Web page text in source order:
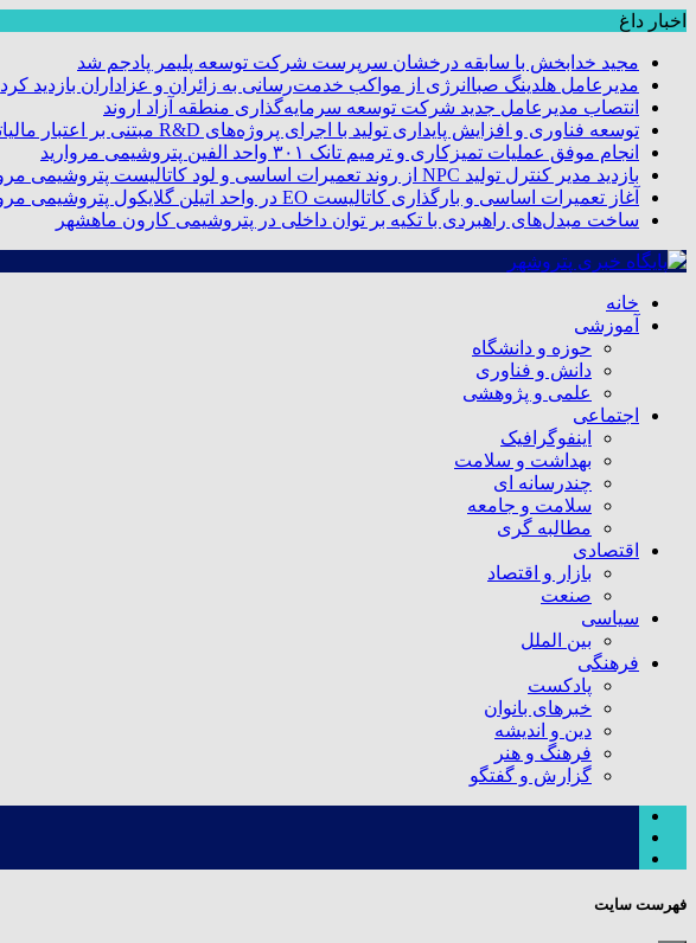
اخبار داغ
مجید خدابخش با سابقه درخشان سرپرست شرکت توسعه پلیمر پادجم شد
مدیرعامل هلدینگ صباانرژی از مواکب خدمت‌رسانی به زائران و عزاداران بازدید کرد
انتصاب مدیرعامل جدید شرکت توسعه سرمایه‌گذاری منطقه آزاد اروند
توسعه فناوری و افزایش پایداری تولید با اجرای پروژه‌های R&D مبتنی بر اعتبار مالیاتی
انجام موفق عملیات تمیزکاری و ترمیم تانک ۳۰۱ واحد الفین پتروشیمی مروارید
بازدید مدیر کنترل تولید NPC از روند تعمیرات اساسی و لود کاتالیست پتروشیمی مروارید
آغاز تعمیرات اساسی و بارگذاری کاتالیست EO در واحد اتیلن گلایکول پتروشیمی مروارید
ساخت مبدل‌های راهبردی با تکیه بر توان داخلی در پتروشیمی کارون ماهشهر
خانه
آموزشی
حوزه و دانشگاه
دانش و فناوری
علمی و پژوهشی
اجتماعی
اینفوگرافیک
بهداشت و سلامت
چندرسانه ای
سلامت و جامعه
مطالبه گری
اقتصادی
بازار و اقتصاد
صنعت
سیاسی
بین الملل
فرهنگی
پادکست
خبرهای بانوان
دین و اندیشه
فرهنگ و هنر
گزارش و گفتگو
فهرست سایت